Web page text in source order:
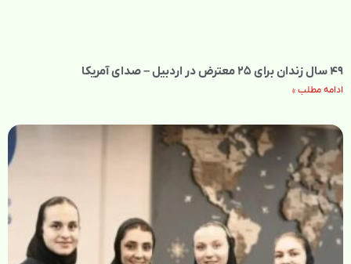
۴۹ سال زندان برای ۲۵ معترض در اردبیل – صدای آمریکا
ادامه مطلب »